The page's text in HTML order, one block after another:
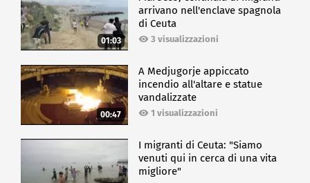
01:03
arrivano nell'enclave spagnola
di Ceuta
3 visualizzazioni
00:47
A Medjugorje appiccato
incendio all'altare e statue
vandalizzate
1 visualizzazioni
I migranti di Ceuta: "Siamo
venuti qui in cerca di una vita
migliore"